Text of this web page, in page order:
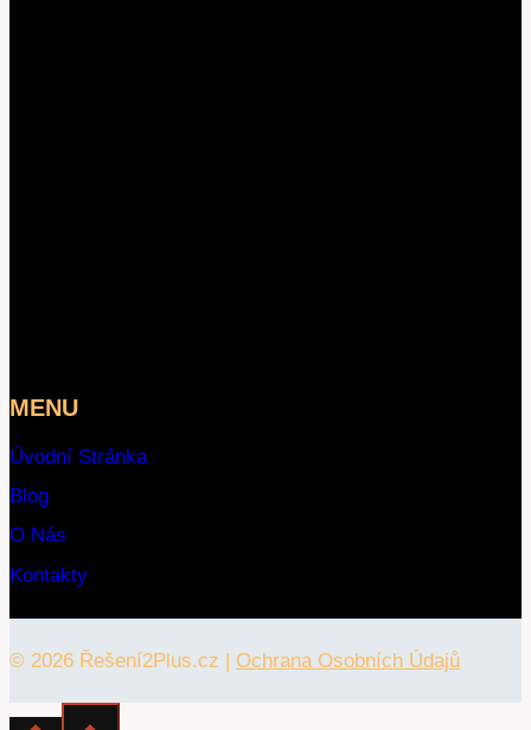
MENU
Úvodní Stránka
Blog
O Nás
Kontakty
© 2026 Řešení2Plus.cz | Ochrana Osobních Údajů